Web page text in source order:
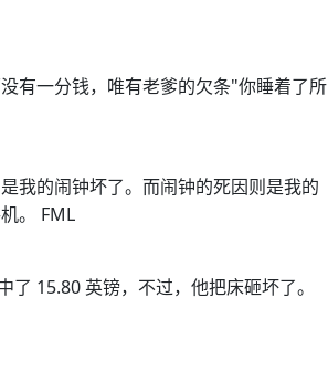
有一分钱，唯有老爹的欠条"你睡着了所
我的闹钟坏了。而闹钟的死因则是我的
。 FML
15.80 英镑，不过，他把床砸坏了。